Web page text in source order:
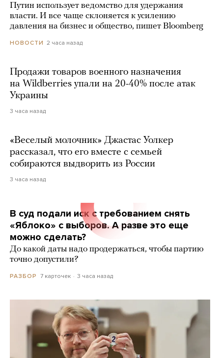
Путин использует ведомство для удержания
власти. И все чаще склоняется к усилению
давления на бизнес и общество, пишет Bloomberg
НОВОСТИ 2 часа назад
Продажи товаров военного назначения
на Wildberries упали на 20-40% после атак
Украины
3 часа назад
«Веселый молочник» Джастас Уолкер
рассказал, что его вместе с семьей
собираются выдворить из России
3 часа назад
В суд подали иск с требованием снять
«Яблоко» с выборов. А разве это еще
можно сделать?
До какой даты надо продержаться, чтобы партию
точно допустили?
РАЗБОР 7 карточек 3 часа назад